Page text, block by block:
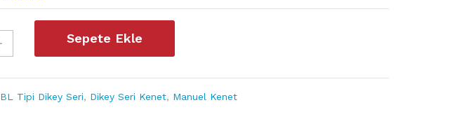
Sepete Ekle
BL Tipi Dikey Seri, Dikey Seri Kenet, Manuel Kenet